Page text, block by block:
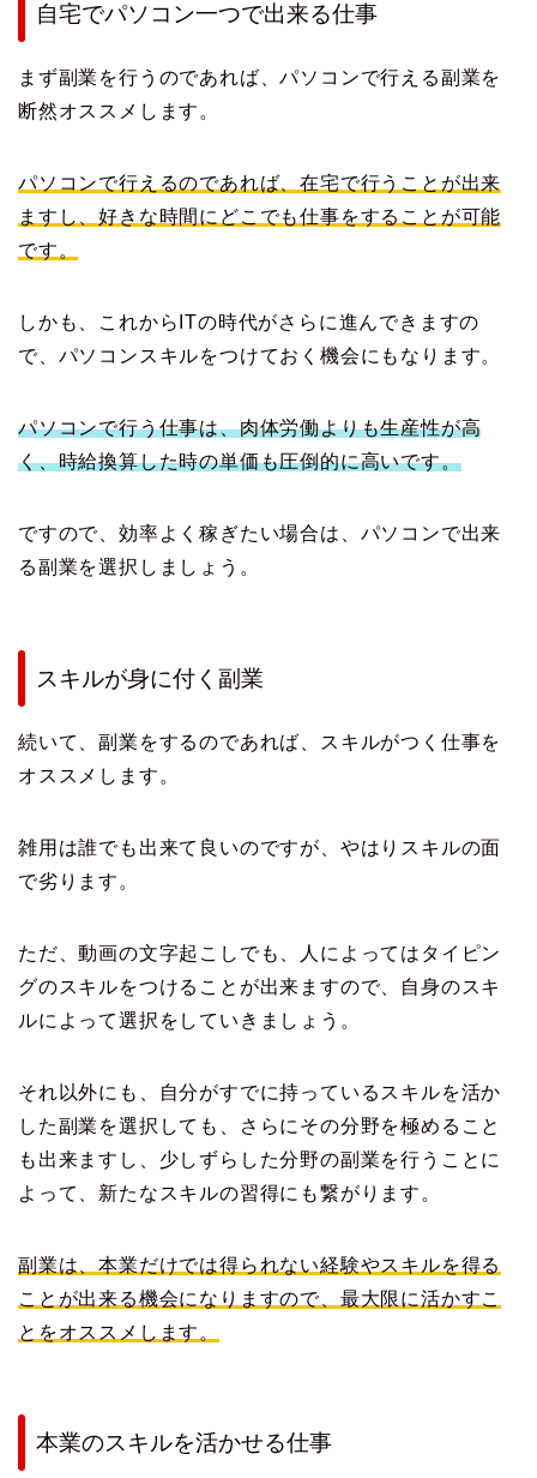
自宅でパソコン一つで出来る仕事
まず副業を行うのであれば、パソコンで行える副業を
断然オススメします。
パソコンで行えるのであれば、在宅で行うことが出来
ますし、好きな時間にどこでも仕事をすることが可能
です。
しかも、これからITの時代がさらに進んできますの
で、パソコンスキルをつけておく機会にもなります。
パソコンで行う仕事は、肉体労働よりも生産性が高
く、時給換算した時の単価も圧倒的に高いです。
ですので、効率よく稼ぎたい場合は、パソコンで出来
る副業を選択しましょう。
スキルが身に付く副業
続いて、副業をするのであれば、スキルがつく仕事を
オススメします。
雑用は誰でも出来て良いのですが、やはりスキルの面
で劣ります。
ただ、動画の文字起こしでも、人によってはタイピン
グのスキルをつけることが出来ますので、自身のスキ
ルによって選択をしていきましょう。
それ以外にも、自分がすでに持っているスキルを活か
した副業を選択しても、さらにその分野を極めること
も出来ますし、少しずらした分野の副業を行うことに
よって、新たなスキルの習得にも繋がります。
副業は、本業だけでは得られない経験やスキルを得る
ことが出来る機会になりますので、最大限に活かすこ
とをオススメします。
本業のスキルを活かせる仕事